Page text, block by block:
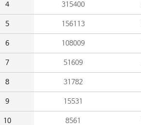
4 315400
5 156113
6 108009
7 51609
8 31782
9 15531
10 8561